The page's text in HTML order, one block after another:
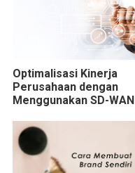
Optimalisasi Kinerja
Perusahaan dengan
Menggunakan SD-WAN